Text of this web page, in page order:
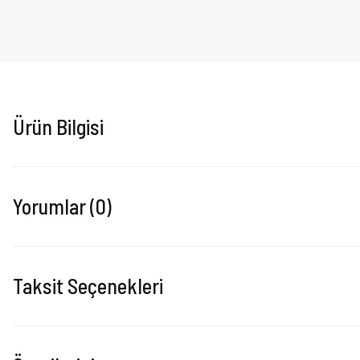
Ürün Bilgisi
Yorumlar (0)
Taksit Seçenekleri